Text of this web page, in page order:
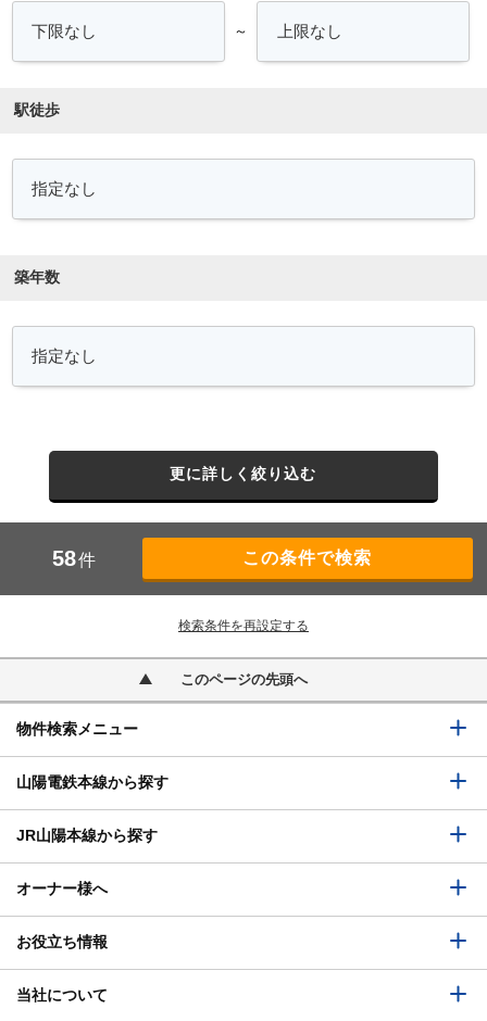
～
駅徒歩
築年数
更に詳しく絞り込む
58件
検索条件を再設定する
このページの先頭へ
物件検索メニュー
山陽電鉄本線から探す
JR山陽本線から探す
オーナー様へ
お役立ち情報
当社について